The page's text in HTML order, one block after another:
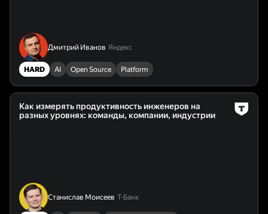
Дмитрий Иванов Яндекс
HARD AI Open Source Platform
Как измерять продуктивность инженеров на
разных уровнях: команды, компании, индустрии
Станислав Моисеев Т-Банк